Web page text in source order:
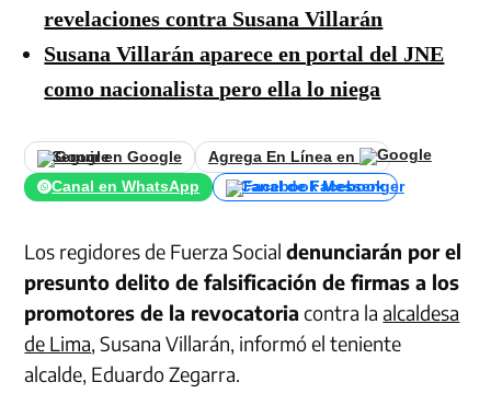
revelaciones contra Susana Villarán
Susana Villarán aparece en portal del JNE
como nacionalista pero ella lo niega
Seguir en Google
Agrega En Línea en
Canal en WhatsApp
Canal de Facebook
Los regidores de Fuerza Socialdenunciarán por el
presunto delito de falsificación de firmas a los
promotores de la revocatoria contra laalcaldesa
de Lima , Susana Villarán, informó el teniente
alcalde, Eduardo Zegarra.